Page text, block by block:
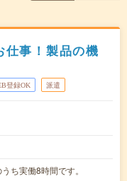
仕事！製品の機
登録OK 派遣
ち実働8時間です。